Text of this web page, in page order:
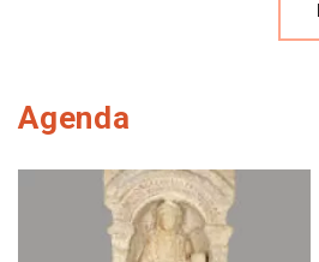
Agenda